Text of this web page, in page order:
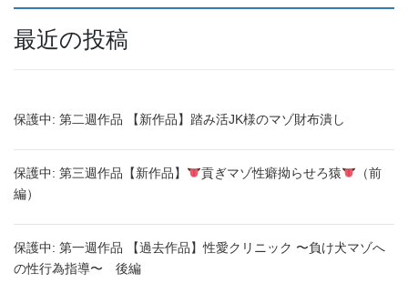
最近の投稿
保護中: 第二週作品 【新作品】踏み活JK様のマゾ財布潰し
保護中: 第三週作品【新作品】 貢ぎマゾ性癖拗らせろ猿
（前
編）
保護中: 第一週作品 【過去作品】性愛クリニック 〜負け犬マゾへ
の性行為指導〜 後編